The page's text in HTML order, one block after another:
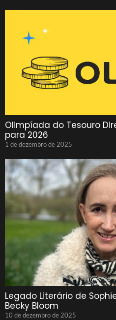
Olimpíada do Tesouro
para 2026
1 de dezembro de 2025
Legado Literário de
Becky Bloom
10 de dezembro de 2025